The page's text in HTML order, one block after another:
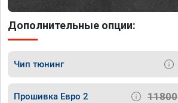
Дополнительные опции:
Чип тюнинг
Прошивка Евро 2 11800